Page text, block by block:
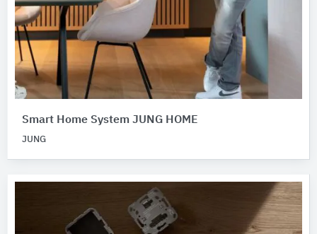
Smart Home System JUNG HOME
JUNG